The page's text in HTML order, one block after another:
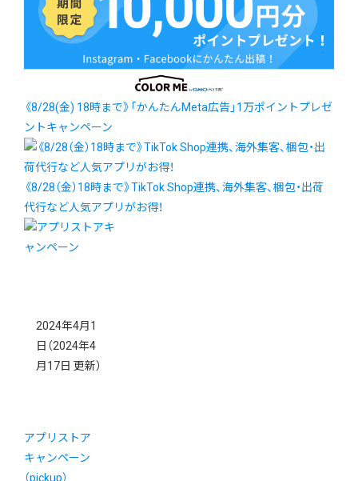
《8/28(金) 18時まで》「かんたんMeta広告」1万ポイントプレゼ
ントキャンペーン
《8/28（金）18時まで》TikTok Shop連携、海外集客、梱包・出荷
代行など人気アプリがお得！
2024年4月1
日 （2024年4
月17日 更新）
アプリストア
キャンペーン
（pickup）